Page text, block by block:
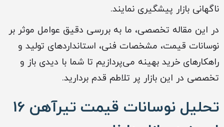
ناگهانی بازار پیشگیری نمایند.
در این مقاله تخصصی، ما به بررسی دقیق عوامل موثر بر
نوسانات قیمت، مشخصات فنی، استانداردهای تولید و
راهکارهای خرید بهینه می‌پردازیم تا شما با دیدی باز و
تخصصی در این بازار پر تلاطم قدم بردارید.
تحلیل نوسانات قیمت تیرآهن 16